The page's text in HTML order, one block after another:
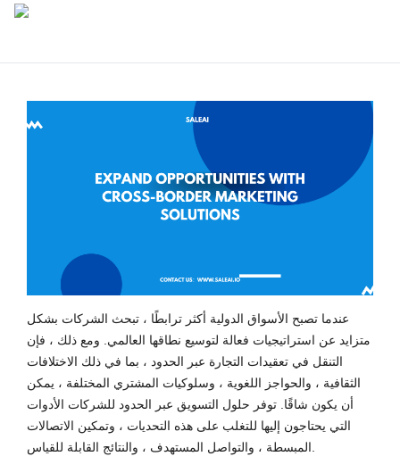
عندما تصبح الأسواق الدولية أكثر ترابطًا ، تبحث الشركات بشكل
متزايد عن استراتيجيات فعالة لتوسيع نطاقها العالمي. ومع ذلك ، فإن
التنقل في تعقيدات التجارة عبر الحدود ، بما في ذلك الاختلافات
الثقافية ، والحواجز اللغوية ، وسلوكيات المشتري المختلفة ، يمكن
أن يكون شاقًا. توفر حلول التسويق عبر الحدود للشركات الأدوات
التي يحتاجون إليها للتغلب على هذه التحديات ، وتمكين الاتصالات
المبسطة ، والتواصل المستهدف ، والنتائج القابلة للقياس.